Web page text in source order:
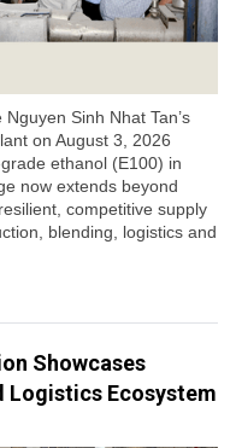
Sinh Nhat Tan’s
on August 3, 2026
ethanol (E100) in
now extends beyond
competitive supply
blending, logistics and
Showcases
Logistics Ecosystem